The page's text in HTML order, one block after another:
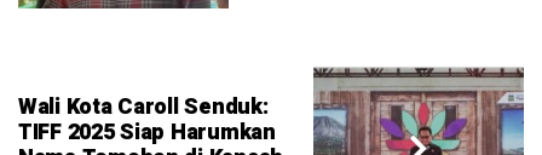
Wali Kota Caroll Senduk:
TIFF 2025 Siap Harumkan